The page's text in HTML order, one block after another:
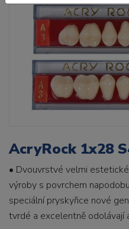
AcryRock 1x28
• Dvouvrstvé velmi
výroby s povrchem
speciální pryskyřice nové
tvrdé a excelentně odolávají